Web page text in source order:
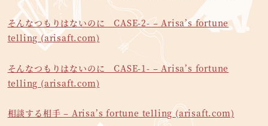
そんなつもりはないのに CASE-2- – Arisa’s fortune
telling (arisaft.com)
そんなつもりはないのに CASE-1- – Arisa’s fortune
telling (arisaft.com)
相談する相手 – Arisa’s fortune telling (arisaft.com)